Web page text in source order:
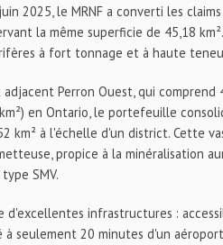
2025, le MRNF a converti les
la même superficie de 45,18
à fort tonnage et à haute
Perron Ouest, qui comprend
en Ontario, le portefeuille
km² à l'échelle d'un district. Cette
propice à la minéralisation
SMV.
d'excellentes infrastructures :
à seulement 20 minutes d'un